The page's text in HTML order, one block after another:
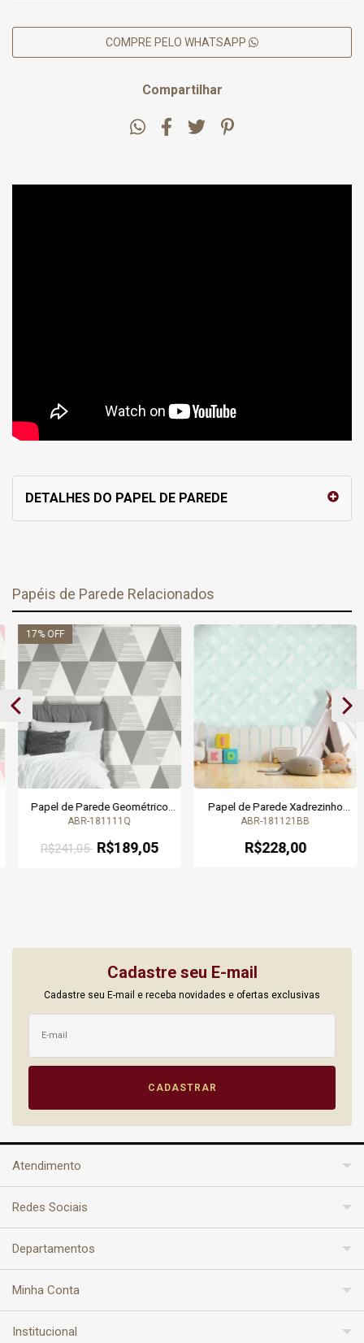
COMPRE PELO WHATSAPP
Compartilhar
DETALHES DO PAPEL DE PAREDE
Papéis de Parede Relacionados
17 % OFF
Papel de Parede Geométrico
Triângulos Cinza - Coleção
Abracadabra - 181111Q - 9,50
metros | Cola Grátis
ABR-181111Q
R$241,05 R$189,05
Papel de Parede Xadrezinho
Azul para Decoração de Quarto
Abracadabra 181121 | 9,50
metros | Cola Grátis
ABR-181121BB
R$228,00
Cadastre seu E-mail
Cadastre seu E-mail e receba novidades e ofertas exclusivas
Atendimento
Redes Sociais
Departamentos
Minha Conta
Institucional